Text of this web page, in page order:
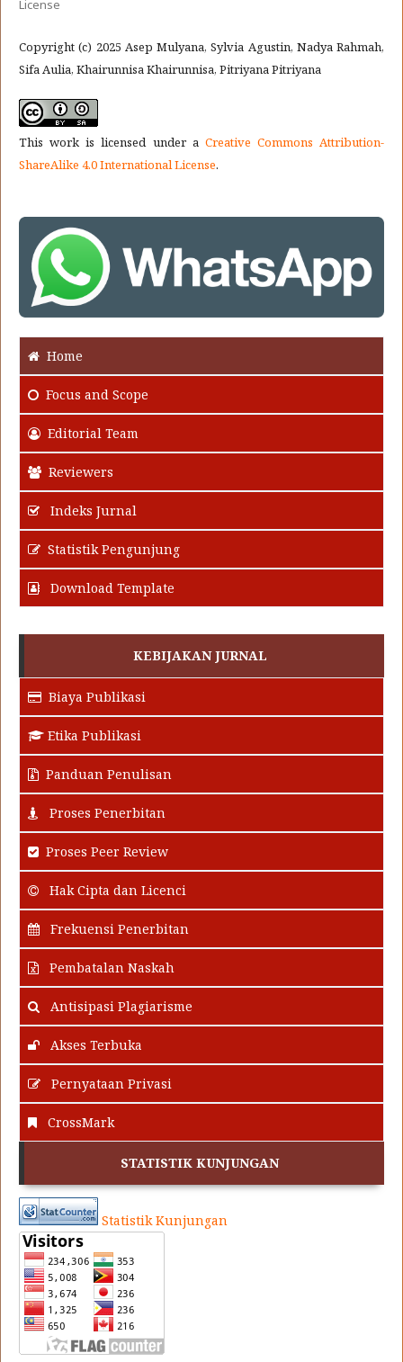
License
Copyright (c) 2025 Asep Mulyana, Sylvia Agustin, Nadya Rahmah,
Sifa Aulia, Khairunnisa Khairunnisa, Pitriyana Pitriyana
This work is licensed under a Creative Commons Attribution-
ShareAlike 4.0 International License.
Home
Focus and Scope
Editorial Team
Reviewers
Indeks Jurnal
Statistik Pengunjung
Download Template
KEBIJAKAN JURNAL
Biaya Publikasi
Etika Publikasi
Panduan Penulisan
Proses Penerbitan
Proses Peer Review
Hak Cipta dan Licenci
Frekuensi Penerbitan
Pembatalan Naskah
Antisipasi Plagiarisme
Akses Terbuka
Pernyataan Privasi
CrossMark
STATISTIK KUNJUNGAN
Statistik Kunjungan